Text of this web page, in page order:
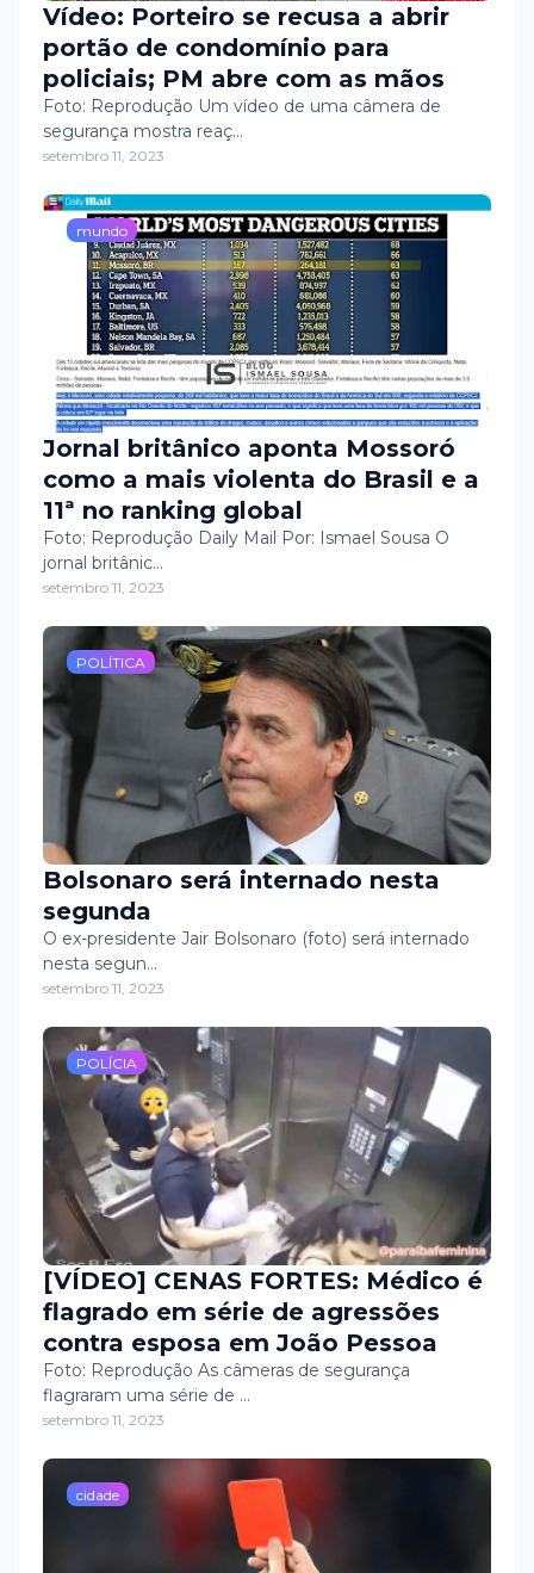
Vídeo: Porteiro se recusa a abrir
portão de condomínio para
policiais; PM abre com as mãos
Foto: Reprodução Um vídeo de uma câmera de
segurança mostra reaç…
setembro 11, 2023
mundo
Jornal britânico aponta Mossoró
como a mais violenta do Brasil e a
11ª no ranking global
Foto: Reprodução Daily Mail Por: Ismael Sousa O
jornal britânic…
setembro 11, 2023
POLÍTICA
Bolsonaro será internado nesta
segunda
O ex-presidente Jair Bolsonaro (foto) será internado
nesta segun…
setembro 11, 2023
POLÍCIA
[VÍDEO] CENAS FORTES: Médico é
flagrado em série de agressões
contra esposa em João Pessoa
Foto: Reprodução As câmeras de segurança
flagraram uma série de …
setembro 11, 2023
cidade